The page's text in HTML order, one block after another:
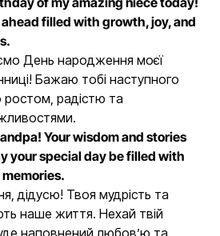
filled with growth, joy, and
День народження моєї
Бажаю тобі наступного
радістю та
Your wisdom and stories
your special day be filled with
дідусю! Твоя мудрість та
наше життя. Нехай твій
наповнений любов’ю та